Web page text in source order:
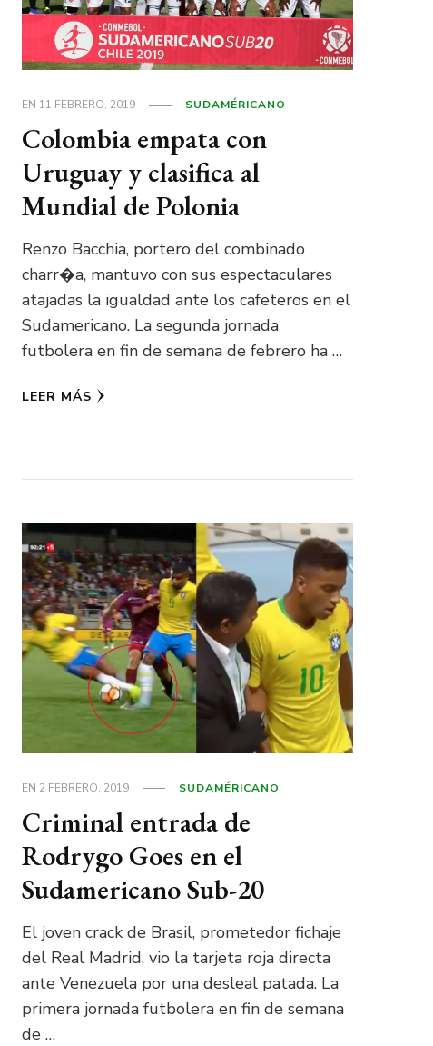
EN 11 FEBRERO, 2019 SUDAMÉRICANO
Colombia empata con
Uruguay y clasifica al
Mundial de Polonia
Renzo Bacchia, portero del combinado
charr�a, mantuvo con sus espectaculares
atajadas la igualdad ante los cafeteros en el
Sudamericano. La segunda jornada
futbolera en fin de semana de febrero ha …
LEER MÁS
EN 2 FEBRERO, 2019 SUDAMÉRICANO
Criminal entrada de
Rodrygo Goes en el
Sudamericano Sub-20
El joven crack de Brasil, prometedor fichaje
del Real Madrid, vio la tarjeta roja directa
ante Venezuela por una desleal patada. La
primera jornada futbolera en fin de semana
de …